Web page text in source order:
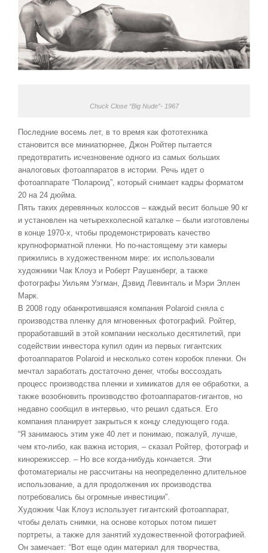
Chuck Close “Big Nude”- 1967
Последние восемь лет, в то время как фототехника
становится все миниатюрнее, Джон Ройтер пытается
предотвратить исчезновение одного из самых больших
аналоговых фотоаппаратов в истории. Речь идет о
фотоаппарате “Полароид”, который снимает кадры форматом
20 на 24 дюйма.
Пять таких деревянных колоссов – каждый весит больше 90 кг
и установлен на четырехколесной каталке – были изготовлены
в конце 1970-х, чтобы продемонстрировать качество
крупноформатной пленки. Но по-настоящему эти камеры
прижились в художественном мире: их использовали
художники Чак Клоуз и Роберт Раушенберг, а также
фотографы Уильям Уэгман, Дэвид Левинталь и Мэри Эллен
Марк.
В 2008 году обанкротившаяся компания Polaroid сняла с
производства пленку для мгновенных фотографий. Ройтер,
проработавший в этой компании несколько десятилетий, при
содействии инвестора купил один из первых гигантских
фотоаппаратов Polaroid и несколько сотен коробок пленки. Он
мечтал заработать достаточно денег, чтобы воссоздать
процесс производства пленки и химикатов для ее обработки, а
также возобновить производство фотоаппаратов-гигантов, но
недавно сообщил в интервью, что решил сдаться. Его
компания планирует закрыться к концу следующего года.
“Я занимаюсь этим уже 40 лет и понимаю, пожалуй, лучше,
чем кто-либо, как важна история, – сказал Ройтер, фотограф и
кинорежиссер. – Но все когда-нибудь кончается. Эти
фотоматериалы не рассчитаны на неопределенно длительное
использование, а для продолжения их производства
потребовались бы огромные инвестиции”.
Художник Чак Клоуз использует гигантский фотоаппарат,
чтобы делать снимки, на основе которых потом пишет
портреты, а также для занятий художественной фотографией.
Он замечает: “Вот еще один материал для творчества,